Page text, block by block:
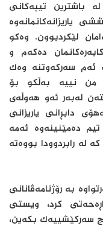
باشترین تیپەکانی
یاریزانەکانمانەوە
لێکردبوون. وەکو
دەکەم و
ئەم سەرکەوتنە وەک
من نییە بەڵکو بۆ
لەبەر ئەو هەوڵەی
دابڕانی یاریزانی
دەمێنینەوە ئەمە
لە رابردوودا بووەتە
بە رۆژنامەڤانانی
کرد، ویستی
سەرکێشییەک بکەین،